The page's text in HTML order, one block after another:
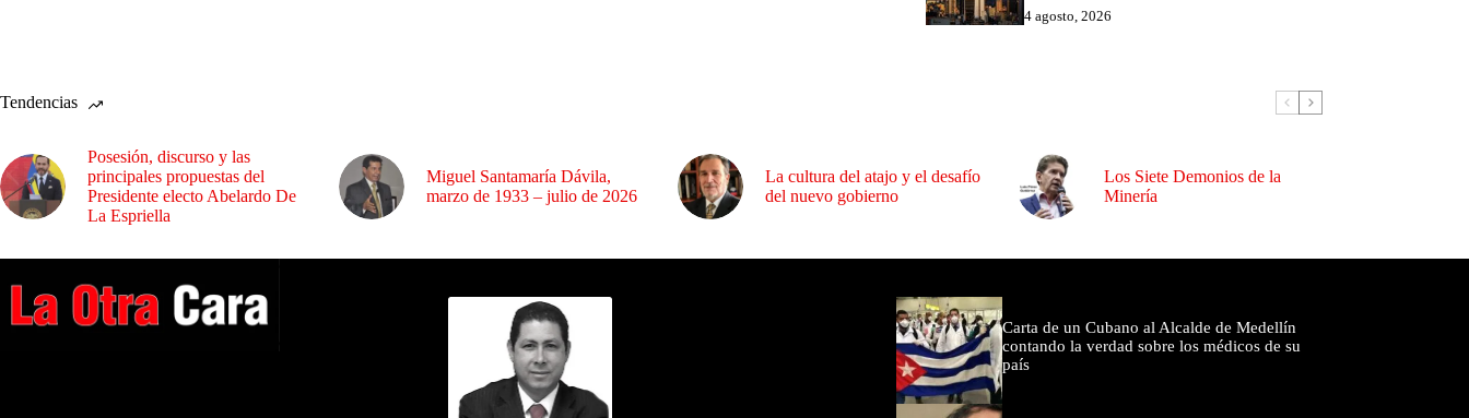
4 agosto, 2026
Tendencias
Posesión, discurso y las
principales propuestas del
Presidente electo Abelardo De
La Espriella
Miguel Santamaría Dávila,
marzo de 1933 – julio de 2026
La cultura del atajo y el desafío
del nuevo gobierno
Los Siete Demonios de la
Minería
Carta de un Cubano al Alcalde de Medellín
contando la verdad sobre los médicos de su
país